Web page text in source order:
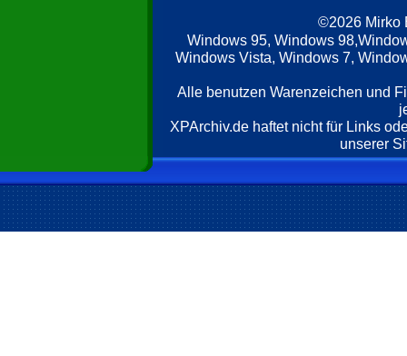
©2026 Mirko
Windows 95, Windows
Windows Vista, Windows 7,
Alle benutzen Warenzeichen und
XPArchiv.de haftet nicht für Links
unserer